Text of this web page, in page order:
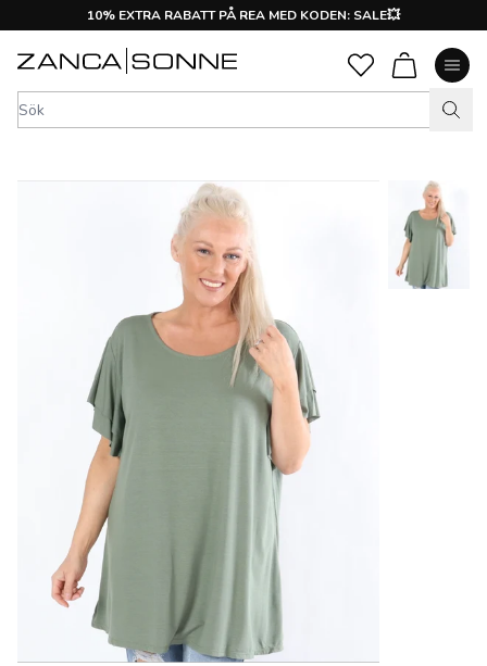
10% EXTRA RABATT PÅ REA MED KODEN: SALE💥